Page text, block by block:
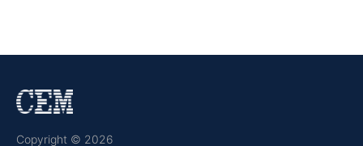
Copyright © 2026